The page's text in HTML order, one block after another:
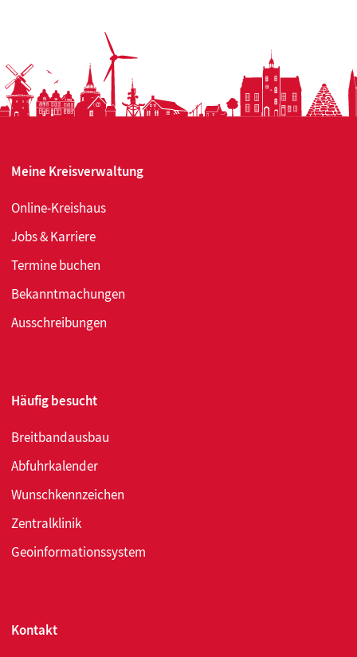
Meine Kreisverwaltung
Online-Kreishaus
Jobs & Karriere
Termine buchen
Bekanntmachungen
Ausschreibungen
Häufig besucht
Breitbandausbau
Abfuhrkalender
Wunschkennzeichen
Zentralklinik
Geoinformationssystem
Kontakt